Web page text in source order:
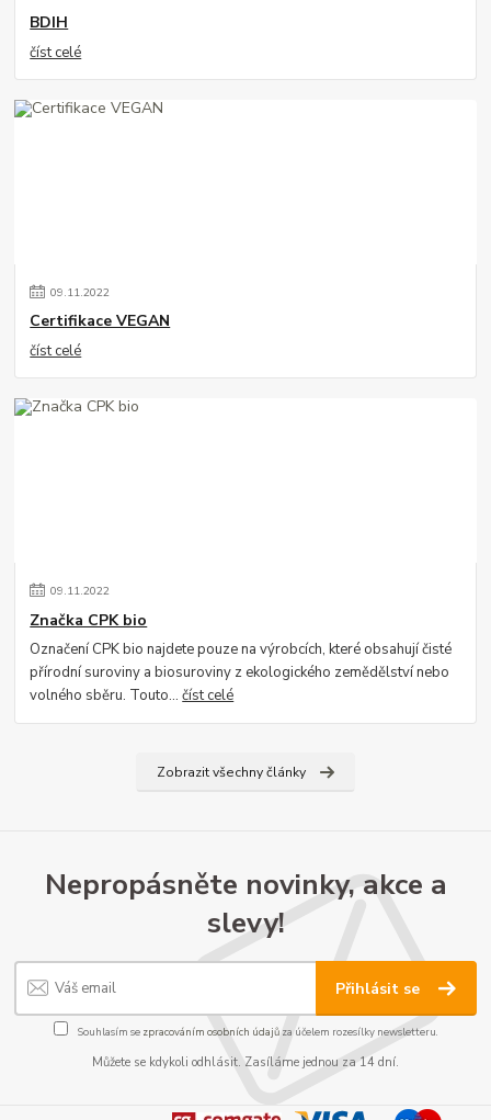
BDIH
číst celé
09.11.2022
Certifikace VEGAN
číst celé
09.11.2022
Značka CPK bio
Označení CPK bio najdete pouze na výrobcích, které obsahují čisté
přírodní suroviny a biosuroviny z ekologického zemědělství nebo
volného sběru. Touto...číst celé
Zobrazit všechny články
Nepropásněte novinky, akce a
slevy!
Přihlásit se
Souhlasím se zpracováním osobních údajůza účelem rozesílky newsletteru.
Můžete se kdykoli odhlásit. Zasíláme jednou za 14 dní.